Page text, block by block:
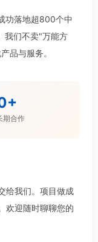
功落地超800个中
我们不卖"万能方
品与服务。
期合作
给我们。项目做成
欢迎随时聊聊您的